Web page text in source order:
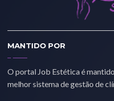
MANTIDO POR
O portal Job Estética é
melhor sistema de gestão de